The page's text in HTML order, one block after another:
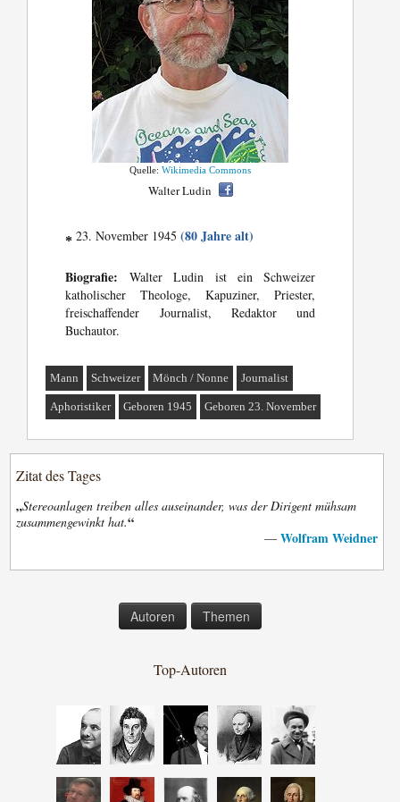
Quelle:Wikimedia Commons
Walter Ludin
* 23. November 1945(80 Jahre alt)
Biografie: Walter Ludin ist ein Schweizer
katholischer Theologe, Kapuziner, Priester,
freischaffender Journalist, Redaktor und
Buchautor.
Mann Schweizer Mönch / Nonne Journalist
Aphoristiker Geboren 1945 Geboren 23. November
Zitat des Tages
„Stereoanlagen treiben alles auseinander, was der Dirigent mühsam
zusammengewinkt hat.“
— Wolfram Weidner
Autoren Themen
Top-Autoren